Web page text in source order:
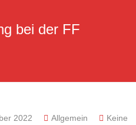
bei der FF
2022 Allgemein
Keine